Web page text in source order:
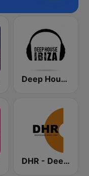
Deep House Ibiza
DHR - Deep House Radio